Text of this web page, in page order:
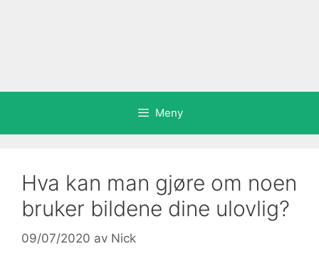
Meny
Hva kan man gjøre om noen
bruker bildene dine ulovlig?
09/07/2020 av Nick